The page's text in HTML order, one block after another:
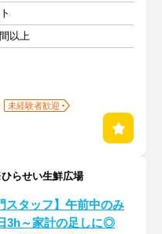
以上
未経験者歓迎
らせい生鮮広場
スタッフ】午前中のみ
3h～家計の足しに◎